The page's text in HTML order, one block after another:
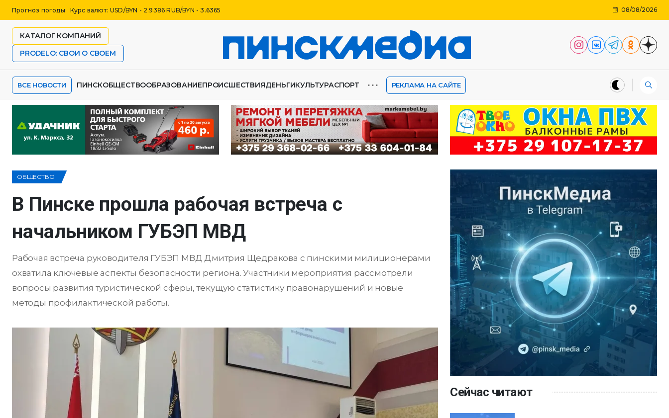
Прогноз погоды Курс валют: USD/BYN - 2.9386 RUB/BYN - 3.6365 08/08/2026
КАТАЛОГ КОМПАНИЙ
PRODELO: СВОИ О СВОЕМ
ВСЕ НОВОСТИ ПИНСКОБЩЕСТВООБРАЗОВАНИЕПРОИСШЕСТВИЯДЕНЬГИКУЛЬТУРАСПОРТ ⋯ РЕКЛАМА НА САЙТЕ
ОБЩЕСТВО
В Пинске прошла рабочая встреча с
начальником ГУБЭП МВД
Рабочая встреча руководителя ГУБЭП МВД Дмитрия Щедракова с пинскими милиционерами
охватила ключевые аспекты безопасности региона. Участники мероприятия рассмотрели
вопросы развития туристической сферы, текущую статистику правонарушений и новые
методы профилактической работы.
Сейчас читают